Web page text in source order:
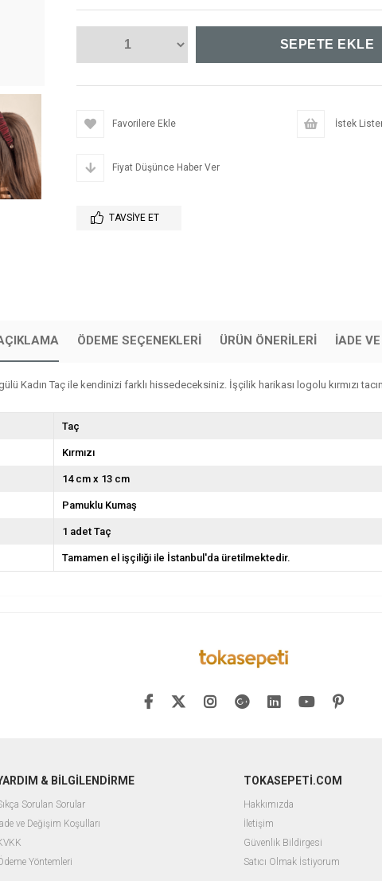
Favorilere Ekle İstek
Fiyat Düşünce Haber Ver
TAVSIYE ET
ÖDEME SEÇENEKLERI ÜRÜN ÖNERILERI İADE
Kadın Taç ile kendinizi farklı hissedeceksiniz. İşçilik harikası logolu kırmızı
Taç
Kırmızı
14 cm x 13 cm
Pamuklu Kumaş
1 adet Taç
Tamamen el işçiliği ile İstanbul'da üretilmektedir.
& BİLGİLENDİRME
Sorulan Sorular
ve Değişim Koşulları
Yöntemleri
TOKASEPETİ.COM
Hakkımızda
İletişim
Güvenlik Bildirgesi
Satıcı Olmak İstiyorum